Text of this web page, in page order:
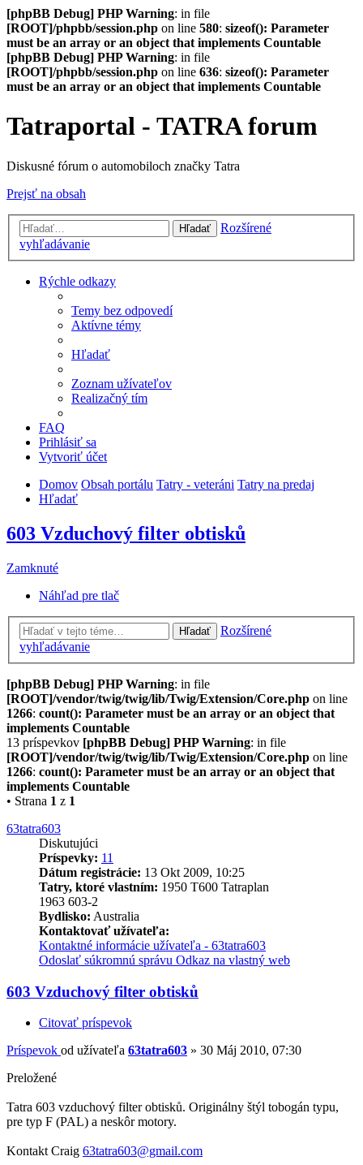
[phpBB Debug] PHP Warning: in file
[ROOT]/phpbb/session.php on line 580: sizeof(): Parameter
must be an array or an object that implements Countable
[phpBB Debug] PHP Warning: in file
[ROOT]/phpbb/session.php on line 636: sizeof(): Parameter
must be an array or an object that implements Countable
Tatraportal - TATRA forum
Diskusné fórum o automobiloch značky Tatra
Prejsť na obsah
Hľadať
Rozšírené
vyhľadávanie
Rýchle odkazy
Temy bez odpovedí
Aktívne témy
Hľadať
Zoznam užívateľov
Realizačný tím
FAQ
Prihlásiť sa
Vytvoriť účet
Domov Obsah portálu Tatry - veteráni Tatry na predaj
Hľadať
603 Vzduchový filter obtisků
Zamknuté
Náhľad pre tlač
Hľadať
Rozšírené
vyhľadávanie
[phpBB Debug] PHP Warning: in file
[ROOT]/vendor/twig/twig/lib/Twig/Extension/Core.php on line
1266: count(): Parameter must be an array or an object that
implements Countable
13 príspevkov [phpBB Debug] PHP Warning: in file
[ROOT]/vendor/twig/twig/lib/Twig/Extension/Core.php on line
1266: count(): Parameter must be an array or an object that
implements Countable
• Strana 1 z 1
63tatra603
Diskutujúci
Príspevky: 11
Dátum registrácie: 13 Okt 2009, 10:25
Tatry, ktoré vlastním: 1950 T600 Tatraplan
1963 603-2
Bydlisko: Australia
Kontaktovať užívateľa:
Kontaktné informácie užívateľa - 63tatra603
Odoslať súkromnú správu Odkaz na vlastný web
603 Vzduchový filter obtisků
Citovať príspevok
Príspevok od užívateľa 63tatra603 » 30 Máj 2010, 07:30
Preložené
Tatra 603 vzduchový filter obtisků. Originálny štýl tobogán typu,
pre typ F (PAL) a neskôr motory.
Kontakt Craig 63tatra603@gmail.com